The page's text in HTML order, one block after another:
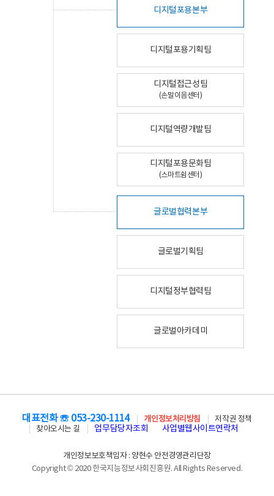
디지털포용본부
디지털포용기획팀
디지털접근성팀
(손말이음센터)
디지털역량개발팀
디지털포용문화팀
(스마트쉼센터)
글로벌협력본부
글로벌기획팀
디지털정부협력팀
글로벌아카데미
대표전화 ☏ 053-230-1114 개인정보처리방침
저작권 정책
찾아오시는 길
업무담당자조회 사업별웹사이트연락처
개인정보보호책임자 : 양현수 안전경영관리단장
Copyright © 2020 한국지능정보사회진흥원. All Rights Reserved.